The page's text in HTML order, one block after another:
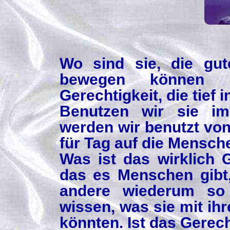
Wo sind sie, die
bewegen können
Gerechtigkeit, die tief
Benutzen wir sie
werden wir benutzt
für Tag auf die
Was ist das wirklich
das es Menschen
andere wiederum
wissen, was sie mit
könnten. Ist das